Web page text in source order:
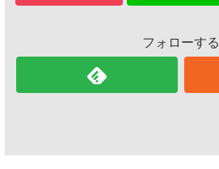
フォローする